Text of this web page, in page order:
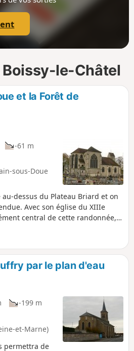
p
Boissy-le-Châtel
et la Forêt de
-61 m
sous-Doue
au-dessus du Plateau Briard et on
Avec son église du XIIIe
central de cette randonnée,
en forêt. De nombreuses
par le plan d'eau
-199 m
et-Marne)
permettra de